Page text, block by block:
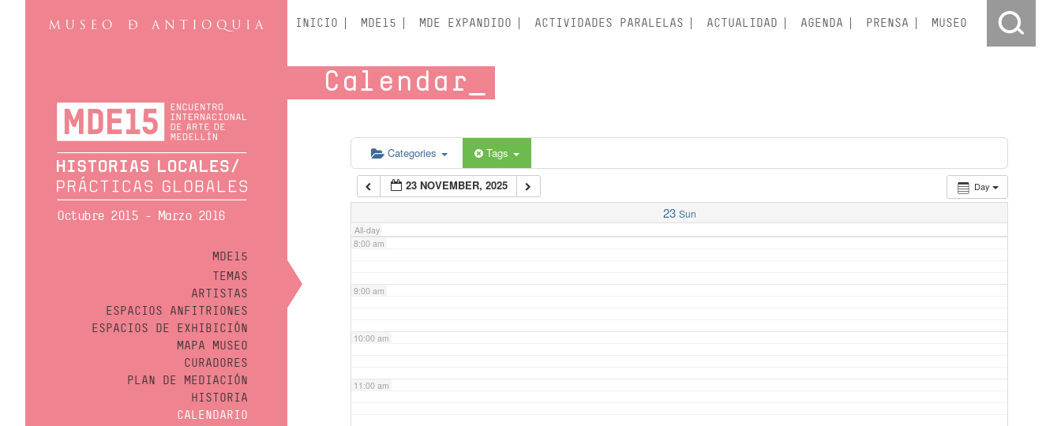
Octubre 2015 - Marzo 2016
MDE15
TEMAS
ARTISTAS
ESPACIOS ANFITRIONES
ESPACIOS DE EXHIBICIÓN
MAPA MUSEO
CURADORES
PLAN DE MEDIACIÓN
HISTORIA
CALENDARIO
INICIO MDE15 MDE EXPANDIDO ACTIVIDADES PARALELAS ACTUALIDAD AGENDA PRENSA MUSEO
Calendar
Categories Tags
Day
23 NOVEMBER, 2025
23 Sun
All-day
5:00 am
6:00 am
7:00 am
8:00 am
9:00 am
10:00 am
11:00 am